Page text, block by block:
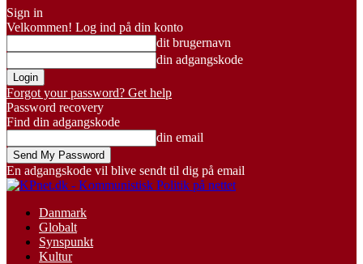
Sign in
Velkommen! Log ind på din konto
dit brugernavn
din adgangskode
Forgot your password? Get help
Password recovery
Find din adgangskode
din email
En adgangskode vil blive sendt til dig på email
Danmark
Globalt
Synspunkt
Kultur